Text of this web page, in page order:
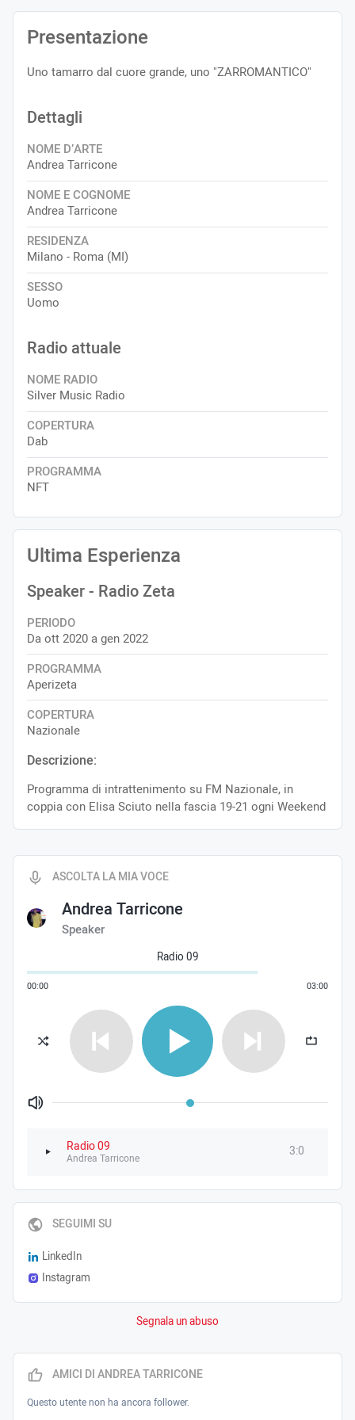
ASCOLTA LA MIA VOCE
Andrea Tarricone
Speaker
Radio 09
00:00 03:00
Volume
Radio 09
Andrea Tarricone 3:0
SEGUIMI SU
LinkedIn
Instagram
Segnala un abuso
Presentazione
Uno tamarro dal cuore grande, uno "ZARROMANTICO"
Dettagli
NOME D’ARTE
Andrea Tarricone
NOME E COGNOME
Andrea Tarricone
RESIDENZA
Milano - Roma (MI)
SESSO
Uomo
Radio attuale
NOME RADIO
Silver Music Radio
COPERTURA
Dab
PROGRAMMA
NFT
Ultima Esperienza
Speaker- Radio Zeta
PERIODO
Da ott 2020 a gen 2022
PROGRAMMA
Aperizeta
COPERTURA
Nazionale
Descrizione:
Programma di intrattenimento su FM Nazionale, in
coppia con Elisa Sciuto nella fascia 19-21 ogni Weekend
AMICI DI ANDREA TARRICONE
Questo utente non ha ancora follower.